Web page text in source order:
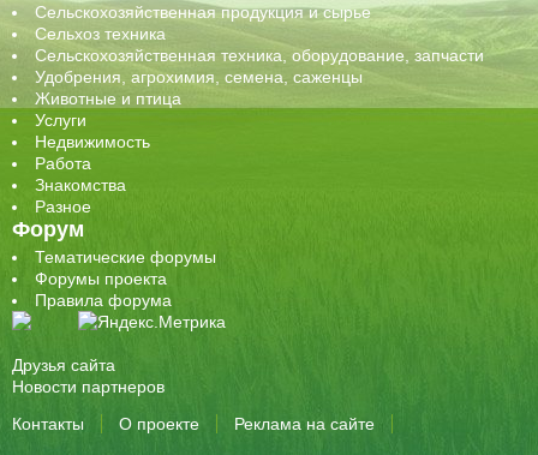
Сельскохозяйственная продукция и сырье
Сельхоз техника
Сельскохозяйственная техника, оборудование, запчасти
Удобрения, агрохимия, семена, саженцы
Животные и птица
Услуги
Недвижимость
Работа
Знакомства
Разное
Форум
Тематические форумы
Форумы проекта
Правила форума
Друзья сайта
Новости партнеров
Контакты
О проекте Реклама на сайте